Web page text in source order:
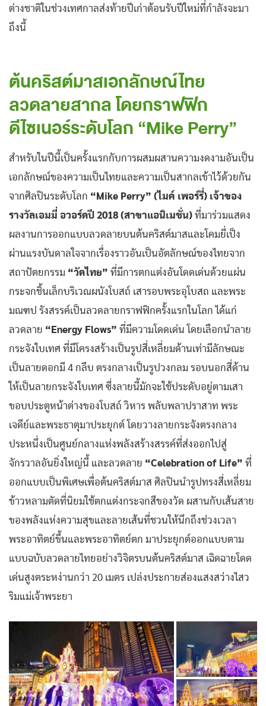
ต่างชาติในช่วงเทศกาลส่งท้ายปีเก่าต้อนรับปีใหม่ที่กำลังจะมา
ถึงนี้
ต้นคริสต์มาสเอกลักษณ์ไทย
ลวดลายสากล โดยกราฟฟิก
ดีไซเนอร์ระดับโลก “Mike Perry”
สำหรับในปีนี้เป็นครั้งแรกกับการผสมผสานความงดงามอันเป็น
เอกลักษณ์ของความเป็นไทยและความเป็นสากลเข้าไว้ด้วยกัน
จากศิลปินระดับโลก “Mike Perry” (ไมค์ เพอร์รี่) เจ้าของ
รางวัลเอมมี่ อวอร์ดปี 2018 (สาขาแอนิเมชั่น) ที่มาร่วมแสดง
ผลงานการออกแบบลวดลายบนต้นคริสต์มาสและโคมยี่เป็ง
ผ่านแรงบันดาลใจจากเรื่องราวอันเป็นอัตลักษณ์ของไทยจาก
สถาปัตยกรรม “วัดไทย” ที่มีการตกแต่งอันโดดเด่นด้วยแผ่น
กระจกชิ้นเล็กบริเวณผนังโบสถ์ เสารอบพระอุโบสถ และพระ
มณฑป รังสรรค์เป็นลวดลายกราฟฟิกครั้งแรกในโลก ได้แก่
ลวดลาย “Energy Flows” ที่มีความโดดเด่น โดยเลือกนำลาย
กระจังใบเทศ ที่มีโครงสร้างเป็นรูปสี่เหลี่ยมด้านเท่ามีลักษณะ
เป็นลายดอกมี 4 กลีบ ตรงกลางเป็นรูปวงกลม รอบนอกสี่ด้าน
ให้เป็นลายกระจังใบเทศ ซึ่งลายนี้มักจะใช้ประดับอยู่ตามเสา
ขอบประตูหน้าต่างของโบสถ์ วิหาร พลับพลาปราสาท พระ
เจดีย์และพระธาตุมาประยุกต์ โดยวางลายกระจังตรงกลาง
ประหนึ่งเป็นศูนย์กลางแห่งพลังสร้างสรรค์ที่ส่งออกไปสู่
จักรวาลอันยิ่งใหญ่นี้ และลวดลาย “Celebration of Life” ที่
ออกแบบเป็นพิเศษเพื่อต้นคริสต์มาส ศิลปินนำรูปทรงสี่เหลี่ยม
ข้าวหลามตัดที่นิยมใช้ตกแต่งกระจกสีของวัด ผสานกับเส้นสาย
ของพลังแห่งความสุขและลายเส้นที่ชวนให้นึกถึงช่วงเวลา
พระอาทิตย์ขึ้นและพระอาทิตย์ตก มาประยุกต์ออกแบบตาม
แบบฉบับลวดลายไทยอย่างวิจิตรบนต้นคริสต์มาส เฉิดฉายโดด
เด่นสูงตระหง่านกว่า 20 เมตร เปล่งประกายส่องแสงสว่างไสว
ริมแม่เจ้าพระยา